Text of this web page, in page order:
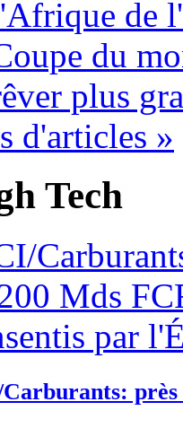
de
du
plus
d'articles »
Tech
près